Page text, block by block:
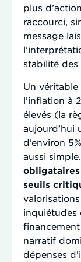
plus
raccourci,
message
stabilité des
Un
l’inflation à
élevés (la
aujourd’hui
d’environ
aussi
seuils
inquiétudes
narratif
dépenses